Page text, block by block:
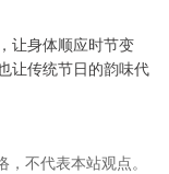
让身体顺应时节变
让传统节日的韵味代
不代表本站观点。